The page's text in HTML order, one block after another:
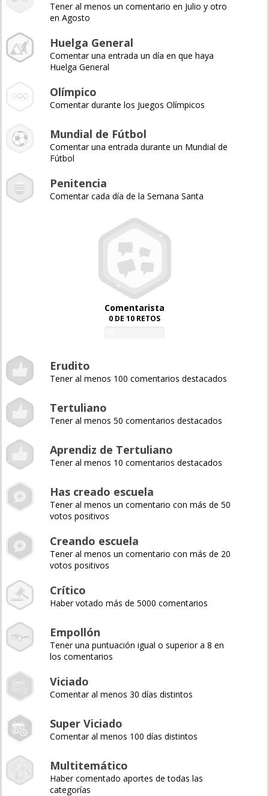
Tener al menos un comentario en Julio y otro
en Agosto
Huelga General
Comentar una entrada un día en que haya
Huelga General
Olímpico
Comentar durante los Juegos Olímpicos
Mundial de Fútbol
Comentar una entrada durante un Mundial de
Fútbol
Penitencia
Comentar cada día de la Semana Santa
Comentarista
0 DE 10 RETOS
Erudito
Tener al menos 100 comentarios destacados
Tertuliano
Tener al menos 50 comentarios destacados
Aprendiz de Tertuliano
Tener al menos 10 comentarios destacados
Has creado escuela
Tener al menos un comentario con más de 50
votos positivos
Creando escuela
Tener al menos un comentario con más de 20
votos positivos
Crítico
Haber votado más de 5000 comentarios
Empollón
Tener una puntuación igual o superior a 8 en
los comentarios
Viciado
Comentar al menos 30 días distintos
Super Viciado
Comentar al menos 100 días distintos
Multitemático
Haber comentado aportes de todas las
categorías